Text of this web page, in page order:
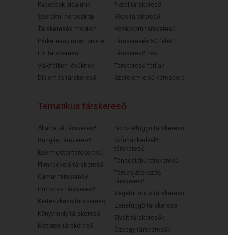
Facebook oldalunk
Szerelmi horoszkóp
Társkeresés mobilon
Párkeresők most online
Elit társkereső
Válófélben lévőknek
Diplomás társkereső
Fiatal társkereső
30as társkereső
Középkorú társkereső
Társkeresés 50 felett
Társkereső nők
Társkereső férfiak
Szerelem első keresésre
Tematikus társkereső
Állatbarát társkereső
Bringás társkereső
Ezermester társkereső
Filmkedvelő társkereső
Gamer társkereső
Humoros társkereső
Kertészkedő társkereső
Könyvmoly társkereső
Motoros társkereső
Sorozatfüggő társkereső
Színházkedvelő
társkereső
Táncoslábú társkereső
Társasjátékozós
társkereső
Vegetáriánus társkereső
Zenefüggő társkereső
Elvált társkeresők
Özvegy társkeresők